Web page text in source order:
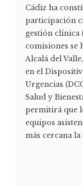
Cádiz ha
participación
gestión clínica
comisiones se
Alcalá del
en el
Urgencias
Salud y
permitirá que
equipos
más cercana